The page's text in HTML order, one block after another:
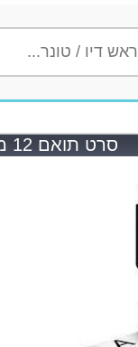
סרט תואם 12 מ"מ DYMO 45013